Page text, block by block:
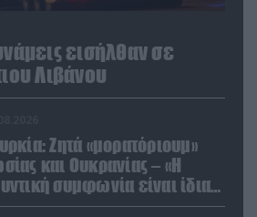
εισήλθαν σε
Λιβάνου
Ζητά «μορατόριουμ»
και Ουκρανίας – «Η
συμφωνία είναι ίδια
άρθρο 5 του ΝΑΤΟ» (upd)